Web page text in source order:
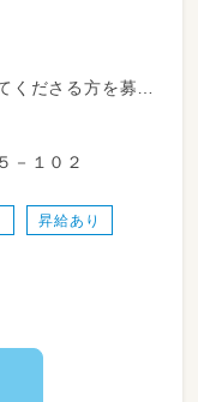
くださる方を募集
なる保育」をモッ
ていきません
－１０２
昇給あり